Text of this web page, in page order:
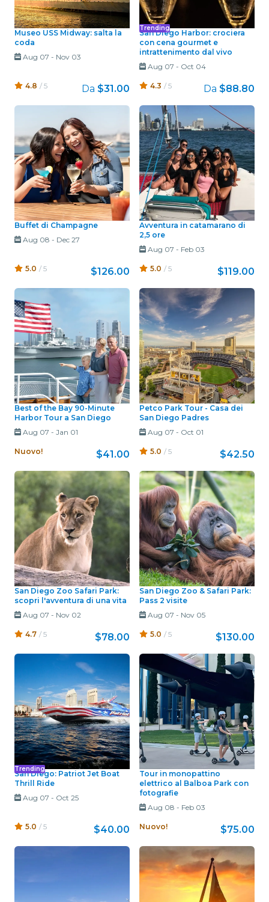
Museo USS Midway: salta la
coda
Aug 07 - Nov 03
4.8 / 5 Da $31.00
Trending
San Diego Harbor: crociera
con cena gourmet e
intrattenimento dal vivo
Aug 07 - Oct 04
4.3 / 5 Da $88.80
Buffet di Champagne
Aug 08 - Dec 27
5.0 / 5 $126.00
Avventura in catamarano di
2,5 ore
Aug 07 - Feb 03
5.0 / 5 $119.00
Best of the Bay 90-Minute
Harbor Tour a San Diego
Aug 07 - Jan 01
Nuovo! $41.00
Petco Park Tour - Casa dei
San Diego Padres
Aug 07 - Oct 01
5.0 / 5 $42.50
San Diego Zoo Safari Park:
scopri l'avventura di una vita
Aug 07 - Nov 02
4.7 / 5 $78.00
San Diego Zoo & Safari Park:
Pass 2 visite
Aug 07 - Nov 05
5.0 / 5 $130.00
Trending
San Diego: Patriot Jet Boat
Thrill Ride
Aug 07 - Oct 25
5.0 / 5 $40.00
Tour in monopattino
elettrico al Balboa Park con
fotografie
Aug 08 - Feb 03
Nuovo! $75.00